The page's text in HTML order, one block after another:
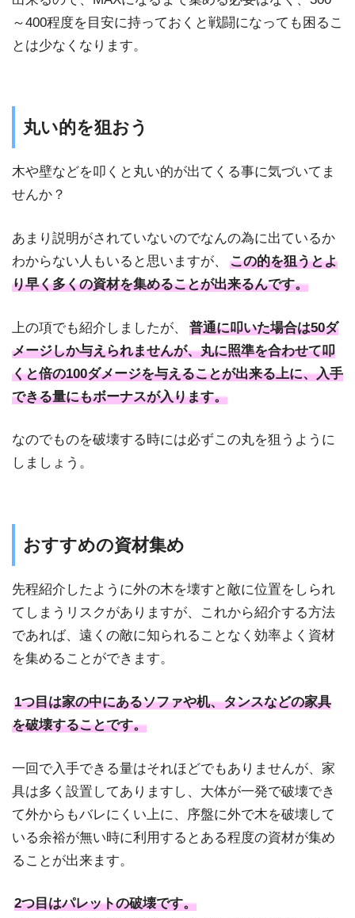
～400程度を目安に持っておくと戦闘になっても困るこ
とは少なくなります。
丸い的を狙おう
木や壁などを叩くと丸い的が出てくる事に気づいてま
せんか？
あまり説明がされていないのでなんの為に出ているか
わからない人もいると思いますが、
この的を狙うとよ
り早く多くの資材を集めることが出来るんです。
上の項でも紹介しましたが、
普通に叩いた場合は50ダ
メージしか与えられませんが、丸に照準を合わせて叩
くと倍の100ダメージを与えることが出来る上に、入手
できる量にもボーナスが入ります。
なのでものを破壊する時には必ずこの丸を狙うように
しましょう。
おすすめの資材集め
先程紹介したように外の木を壊すと敵に位置をしられ
てしまうリスクがありますが、これから紹介する方法
であれば、遠くの敵に知られることなく効率よく資材
を集めることができます。
1つ目は家の中にあるソファや机、タンスなどの家具
を破壊することです。
一回で入手できる量はそれほどでもありませんが、家
具は多く設置してありますし、大体が一発で破壊でき
て外からもバレにくい上に、序盤に外で木を破壊して
いる余裕が無い時に利用するとある程度の資材が集め
ることが出来ます。
2つ目はパレットの破壊です。